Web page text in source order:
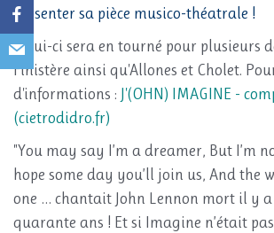
présenter sa pièce musico-théatrale !
Celui-ci sera en tourné pour plusieurs
Finistère ainsi qu'Allones et Cholet.
d'informations : J'(OHN) IMAGINE -
(cietrodidro.fr)
"You may say I’m a dreamer, But I’m
hope some day you’ll join us, And the
one … chantait John Lennon mort il y
quarante ans ! Et si Imagine n’était